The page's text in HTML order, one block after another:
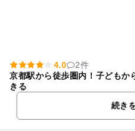
4.0
2件
京都駅から徒歩圏内！子どもか
きる
続き